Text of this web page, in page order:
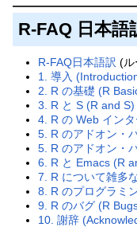
R-FAQ 日本語
R-FAQ日本語訳 (ル
1. 導入
2. R の基礎 (R
3. R と S (R and S)
4. R の Web イン
5. R のアドオン・
5. R のアドオン・
6. R と Emacs (R
7. R について雑多
8. R のプログラミ
9. R のバグ (R
10. 謝辞